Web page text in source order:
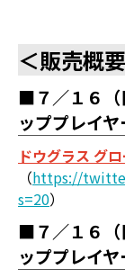
＜販売概
■７／１６
ッププレイ
ドウグラス グ
（https://
s=20）
■７／１６
ッププレイ